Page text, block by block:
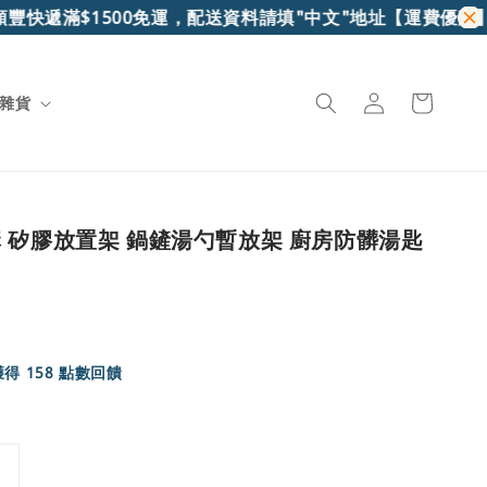
快遞滿$1500免運，配送資料請填"中文"地址【運費優惠
貨
膠放置架 鍋鏟湯勺暫放架 廚房防髒湯匙
得 158 點數回饋